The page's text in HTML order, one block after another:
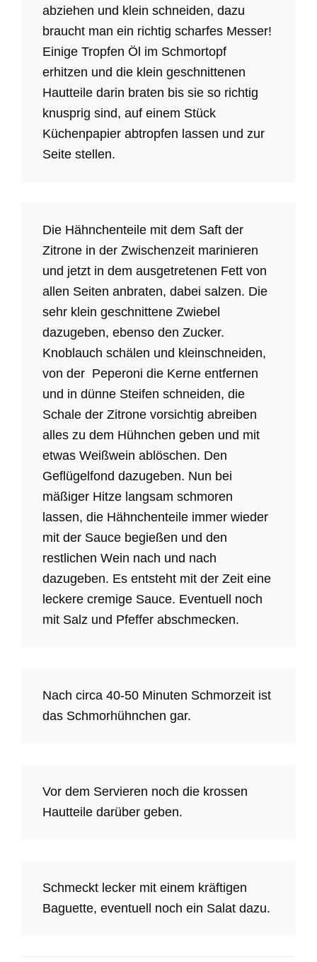
abziehen und klein schneiden, dazu
braucht man ein richtig scharfes Messer!
Einige Tropfen Öl im Schmortopf
erhitzen und die klein geschnittenen
Hautteile darin braten bis sie so richtig
knusprig sind, auf einem Stück
Küchenpapier abtropfen lassen und zur
Seite stellen.
Die Hähnchenteile mit dem Saft der
Zitrone in der Zwischenzeit marinieren
und jetzt in dem ausgetretenen Fett von
allen Seiten anbraten, dabei salzen. Die
sehr klein geschnittene Zwiebel
dazugeben, ebenso den Zucker.
Knoblauch schälen und kleinschneiden,
von der Peperoni die Kerne entfernen
und in dünne Steifen schneiden, die
Schale der Zitrone vorsichtig abreiben
alles zu dem Hühnchen geben und mit
etwas Weißwein ablöschen. Den
Geflügelfond dazugeben. Nun bei
mäßiger Hitze langsam schmoren
lassen, die Hähnchenteile immer wieder
mit der Sauce begießen und den
restlichen Wein nach und nach
dazugeben. Es entsteht mit der Zeit eine
leckere cremige Sauce. Eventuell noch
mit Salz und Pfeffer abschmecken.
Nach circa 40-50 Minuten Schmorzeit ist
das Schmorhühnchen gar.
Vor dem Servieren noch die krossen
Hautteile darüber geben.
Schmeckt lecker mit einem kräftigen
Baguette, eventuell noch ein Salat dazu.